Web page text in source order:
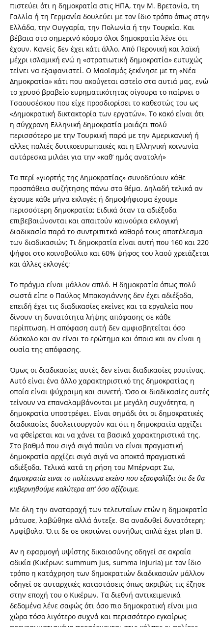
πιστεύει ότι η δημοκρατία στις ΗΠΑ, την Μ. Βρετανία, τη
Γαλλία ή τη Γερμανία δουλεύει με τον ίδιο τρόπο όπως στην
Ελλάδα, την Ουγγαρία, την Πολωνία ή την Τουρκία. Και
βέβαια στο σημερινό κόσμο όλοι δημοκρατία λένε ότι
έχουν. Κανείς δεν έχει κάτι άλλο. Από Περονική και λαϊκή
μέχρι ισλαμική ενώ η «στρατιωτική δημοκρατία» ευτυχώς
τείνει να εξαφανιστεί. Ο Μαοϊσμός ξεκίνησε με τη «Νέα
Δημοκρατία» κάτι που ακούγεται αστείο στα αυτιά μας, ενώ
το χρυσό βραβείο ευρηματικότητας σίγουρα το παίρνει ο
Τσαουσέσκου που είχε προσδιορίσει το καθεστώς του ως
«Δημοκρατική δικτακτορία των εργατών». Το κακό είναι ότι
η σύγχρονη Ελληνική δημοκρατία μοιάζει πολύ
περισσότερο με την Τουρκική παρά με την Αμερικανική ή
αλλες παλιές δυτικοευρωπαικές και η Ελληνική κοινωνία
αυτάρεσκα μιλάει για την «καθ’ ημάς ανατολή»
Τα περί «γιορτής της Δημοκρατίας» συνοδεύουν κάθε
προσπάθεια συζήτησης πάνω στο θέμα. Δηλαδή τελικά αν
έχουμε κάθε μήνα εκλογές ή δημοψήφισμα έχουμε
περισσότερη δημοκρατία; Ειδικά όταν τα αδιέξοδα
επιβεβαιώνονται και απαιτούν καινούρια εκλογική
διαδικασία παρά το συντριπιτκά καθαρό τους αποτέλεσμα
των διαδικασιών; Τι δημοκρατία είναι αυτή που 160 και 220
ψήφοι στο κοινοβούλιο και 60% ψήφος του λαού χρειάζεται
και άλλες εκλογές;
Το πράγμα είναι μάλλον απλό. Η δημοκρατία όπως πολύ
σωστά είπε ο Παύλος Μπακογιάννης δεν έχει αδιέξοδα,
επειδή έχει τις διαδικασίες εκείνες και τα εργαλεία που
δίνουν τη δυνατότητα λήψης απόφασης σε κάθε
περίπτωση. Η απόφαση αυτή δεν αμφισβητείται όσο
δύσκολο και αν είναι το ερώτημα και όποια και αν είναι η
ουσία της απόφασης.
Όμως οι διαδικασίες αυτές δεν είναι διαδικασίες ρουτίνας.
Αυτό είναι ένα άλλο χαρακτηριστικό της δημοκρατίας η
οποία είναι ψύχραιμη και συνετή. Όσο οι διαδικασίες αυτές
τείνουν να επαναλαμβάνονται με μεγάλη συχνότητα, η
δημοκρατία υποστρέφει. Είναι σημάδι ότι οι δημοκρατικές
διαδικασίες δυσλειτουργούν και ότι η δημοκρατία αρχίζει
να φθείρεται και να χάνει τα βασικά χαρακτηριστικά της.
Στο βαθμό που σιγά σιγά παύει να είναι πραγματική
δημοκρατία αρχίζει σιγά σιγά να αποκτά πραγματικά
αδιέξοδα. Τελικά κατά τη ρήση του Μπέρναρτ Σω,
Δημοκρατία ειναι το πολίτευμα εκείνο που εξασφαλίζει ότι δε θα
κυβερνηθούμε καλύτερα απ’ όσο αξίζουμε.
Με όλη την αναταραχή των τελευταίων ετών η δημοκρατία
μάτωσε, λαβώθηκε αλλά άντεξε. Θα αναδυθεί δυνατότερη;
Αμφίβολο. Ό,τι δε σε σκοτώνει συνήθως απλά έχει plan B.
Αν η εφαρμογή υψίστης δικαιοσύνης οδηγεί σε ακραία
αδικία (Κικέρων: summum jus, summa injuria) με τον ίδιο
τρόπο η κατάχρηση των δημοκρατιών διαδικασιών μάλλον
οδηγεί σε αυταρχικές καταστάσεις όπως ακριβώς τις έζησε
στην εποχή του ο Κικέρων. Τα διεθνή αντικειμενικά
δεδομένα λένε σαφώς ότι όσο πιο δημοκρατική είναι μια
χώρα τόσο λιγότερο συχνά και περισσότερο εγκαίρως